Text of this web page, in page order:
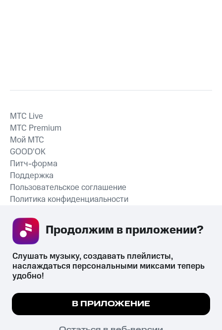
СКАЧАТЬ ПРИЛОЖЕНИЕ
MTС Live
MTС Premium
Мой МТС
GOOD’OK
Питч-форма
Поддержка
Пользовательское соглашение
Политика конфиденциальности
психотропных веществ, их аналогов причиняет вред здоровью,
их незаконный оборот запрещён и влечёт установленную
законодательством ответственность.
© 2026 ООО «КИОН».
Мы используем куки, чтобы на сайте все
Подробнее
ПОНЯТНО
Слушать музыку, создавать плейлисты,
наслаждаться персональными миксами теперь
удобно!
В ПРИЛОЖЕНИЕ